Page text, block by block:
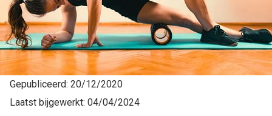
Recepten
Over
Ons
Contact
Gepubliceerd: 20/12/2020
Laatst bijgewerkt: 04/04/2024